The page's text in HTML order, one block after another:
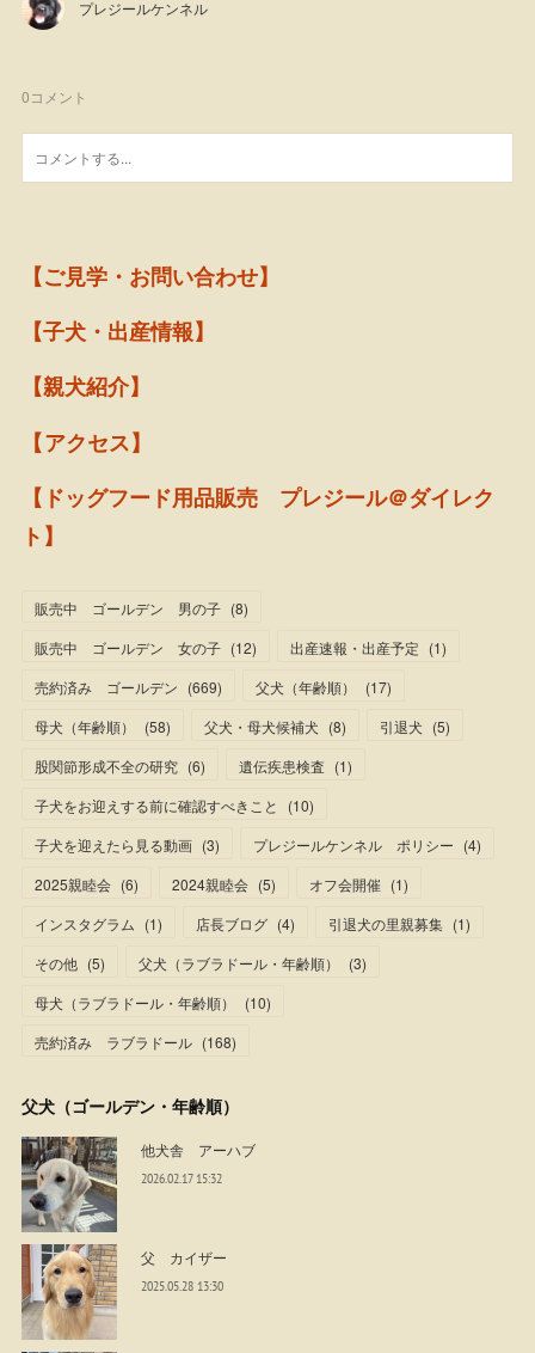
プレジールケンネル
0コメント
【ご見学・お問い合わせ】
【子犬・出産情報】
【親犬紹介】
【アクセス】
【ドッグフード用品販売 プレジール＠ダイレク
ト】
販売中 ゴールデン 男の子 (8)
販売中 ゴールデン 女の子 (12) 出産速報・出産予定 (1)
売約済み ゴールデン (669) 父犬（年齢順） (17)
母犬（年齢順）
(58) 父犬・母犬候補犬 (8) 引退犬 (5)
股関節形成不全の研究 (6) 遺伝疾患検査 (1)
子犬をお迎えする前に確認すべきこと
(10)
子犬を迎えたら見る動画 (3) プレジールケンネル ポリシー (4)
2025親睦会 (6) 2024親睦会 (5) オフ会開催 (1)
インスタグラム (1) 店長ブログ (4) 引退犬の里親募集 (1)
その他 (5) 父犬（ラブラドール・年齢順） (3)
母犬（ラブラドール・年齢順）
(10)
売約済み ラブラドール (168)
父犬（ゴールデン・年齢順）
他犬舎 アーハブ
2026.02.17 15:32
父 カイザー
2025.05.28 13:30